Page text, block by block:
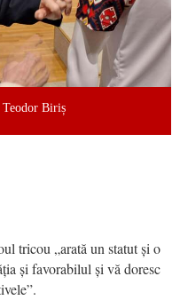
Biriș
tricou „arată un statut și o
și favorabilul și vă doresc